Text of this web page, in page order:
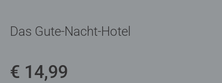
Das Gute-Nacht-Hotel
€ 14,99